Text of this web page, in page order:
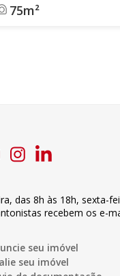
75m²
,das 8h às 18h,sexta-
recebem os e-
seu imóvel
seu imóvel